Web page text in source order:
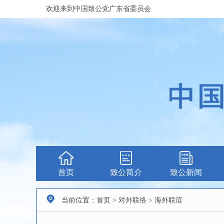
欢迎来到中国致公党广东省委员会
首页 致公简介 致公新闻
当前位置：首页 > 对外联络 > 海外联谊